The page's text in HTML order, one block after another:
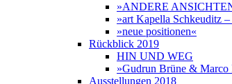
»ANDERE
»art Kapella Schkeuditz
»neue positionen«
Rückblick 2019
HIN UND WEG
»Gudrun Brüne & Marco
Ausstellungen 2018